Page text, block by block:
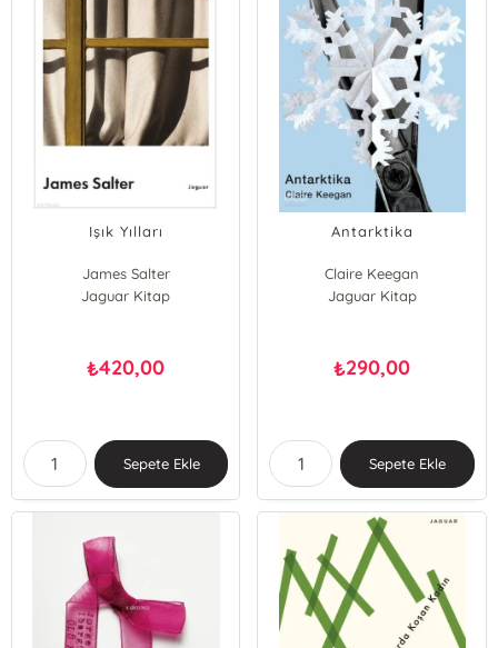
Işık Yılları
James Salter
Jaguar Kitap
₺420,00
Sepete Ekle
Antarktika
Claire Keegan
Jaguar Kitap
₺290,00
Sepete Ekle